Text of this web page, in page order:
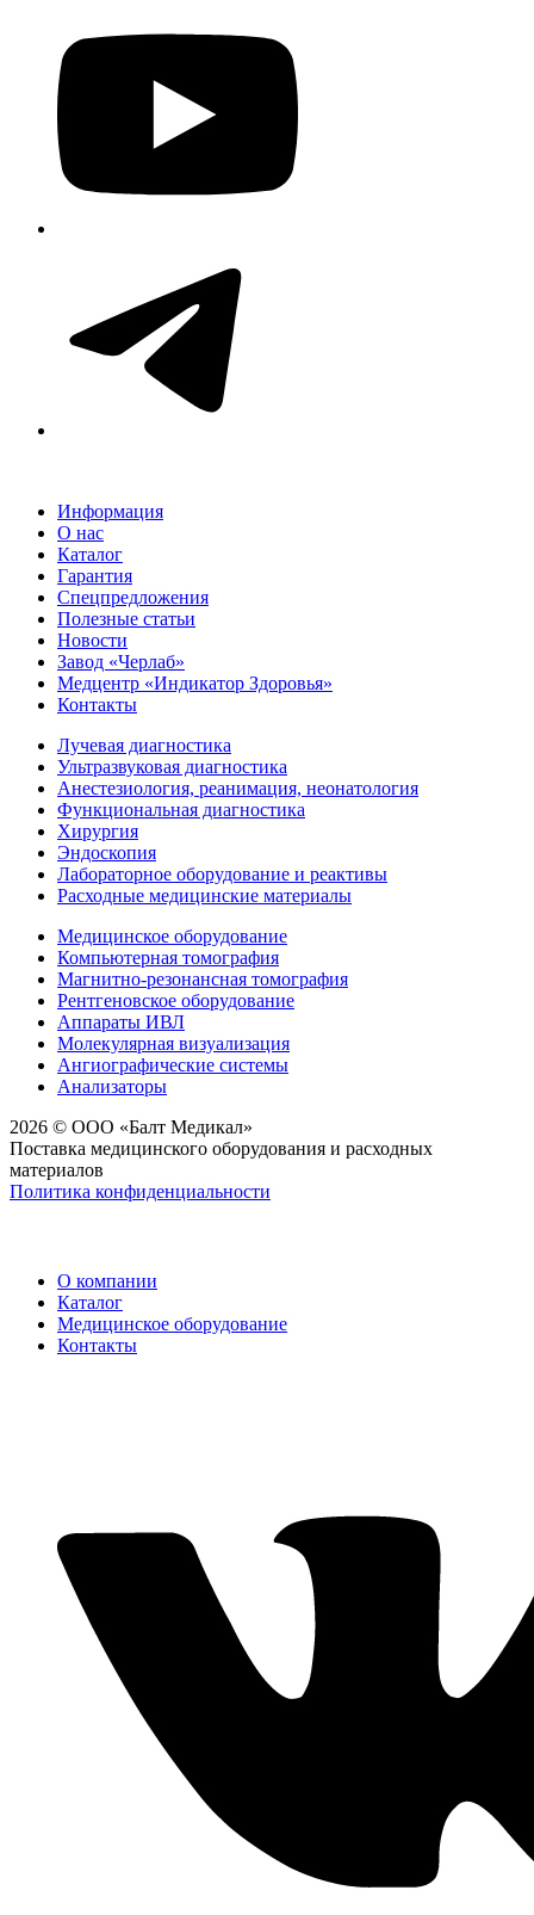
Информация
О нас
Каталог
Гарантия
Спецпредложения
Полезные статьи
Новости
Завод «Черлаб»
Медцентр «Индикатор Здоровья»
Контакты
Лучевая диагностика
Ультразвуковая диагностика
Анестезиология, реанимация, неонатология
Функциональная диагностика
Хирургия
Эндоскопия
Лабораторное оборудование и реактивы
Расходные медицинские материалы
Медицинское оборудование
Компьютерная томография
Магнитно-резонансная томография
Рентгеновское оборудование
Аппараты ИВЛ
Молекулярная визуализация
Ангиографические системы
Анализаторы
2026 © ООО «Балт Медикал»
Поставка медицинского оборудования и расходных
материалов
Политика конфиденциальности
О компании
Каталог
Медицинское оборудование
Контакты